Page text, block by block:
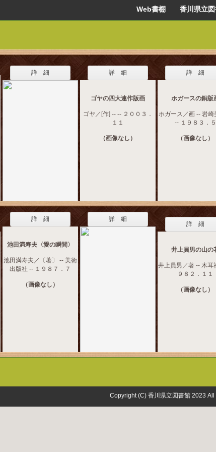
Web書棚 香川県立図
詳 細 詳 細
ゴヤの四大連作版画
ゴヤ／[作] -- -- ２００３．
１１
（画像なし）
詳 細
ホガースの銅版
ホガース／画 -- 岩崎
-- １９８３．５
（画像なし）
詳 細
池田満寿夫〈愛の瞬間〉
池田満寿夫／〔著〕 -- 美術
出版社 -- １９８７．７
（画像なし）
詳 細
詳 細
井上員男の山の
井上員男／著 -- 木耳
９８２．１１
（画像なし）
Copyright (C) 香川県立図書館 2023